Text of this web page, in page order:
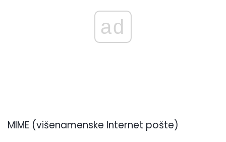
ad
MIME (višenamenske Internet pošte)